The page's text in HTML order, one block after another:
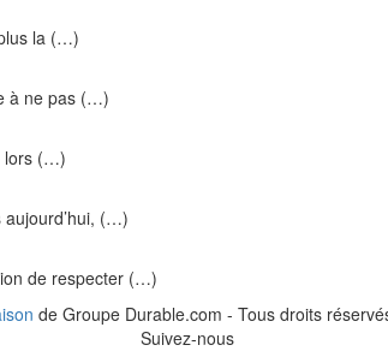
la (…)
à ne pas (…)
lors (…)
aujourd’hui, (…)
de respecter (…)
de Groupe Durable.com - Tous droits
Suivez-nous